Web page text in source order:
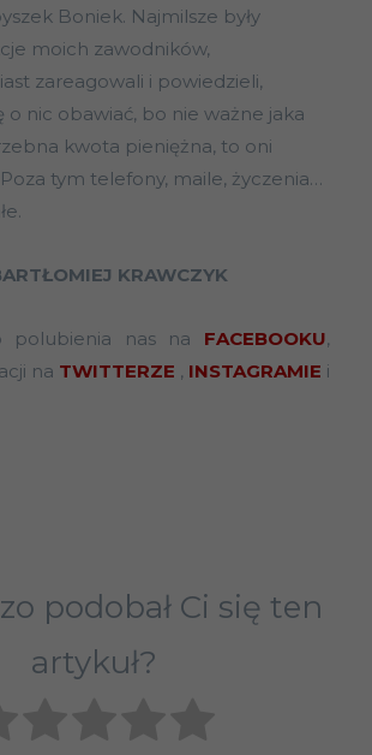
Boniek. Najmilsze były
moich zawodników,
zareagowali i powiedzieli,
o nic obawiać, bo nie ważne jaka
kwota pieniężna, to oni
tym telefony, maile, życzenia…
KRAWCZYK
polubienia nas na FACEBOOKU,
na TWITTERZE , INSTAGRAMIE i
podobał Ci się ten
artykuł?